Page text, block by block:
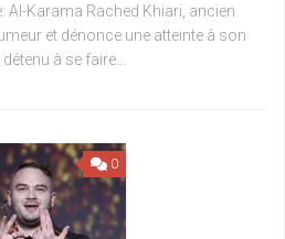
Al-Karama Rached Khiari, ancien
et dénonce une atteinte à son
à se faire...
0